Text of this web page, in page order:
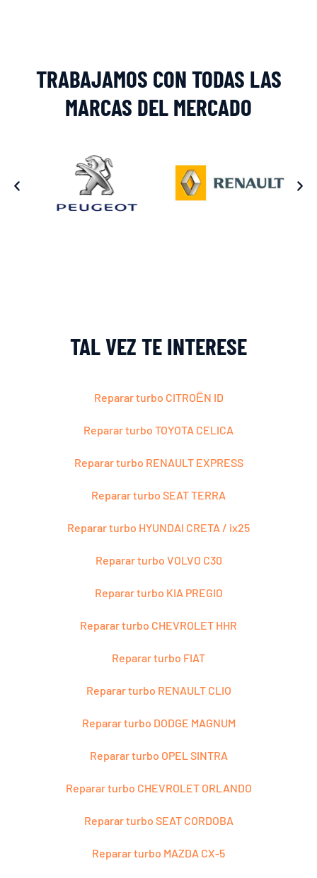
TRABAJAMOS CON TODAS LAS
MARCAS DEL MERCADO
TAL VEZ TE INTERESE
Reparar turbo CITROЁN ID
Reparar turbo TOYOTA CELICA
Reparar turbo RENAULT EXPRESS
Reparar turbo SEAT TERRA
Reparar turbo HYUNDAI CRETA / ix25
Reparar turbo VOLVO C30
Reparar turbo KIA PREGIO
Reparar turbo CHEVROLET HHR
Reparar turbo FIAT
Reparar turbo RENAULT CLIO
Reparar turbo DODGE MAGNUM
Reparar turbo OPEL SINTRA
Reparar turbo CHEVROLET ORLANDO
Reparar turbo SEAT CORDOBA
Reparar turbo MAZDA CX-5